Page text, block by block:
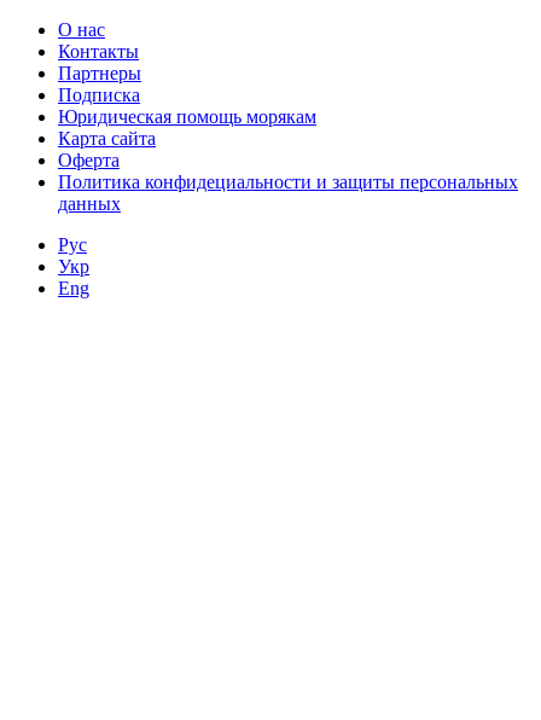
О нас
Контакты
Партнеры
Подписка
Юридическая помощь морякам
Карта сайта
Оферта
Политика конфидециальности и защиты персональных
данных
Рус
Укр
Eng